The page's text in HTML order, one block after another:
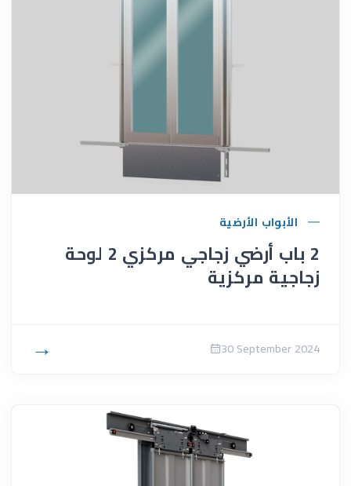
الأبواب الأرضية
2 باب أرضي زجاجي مركزي 2 لوحة
زجاجية مركزية
30 September 2024
→